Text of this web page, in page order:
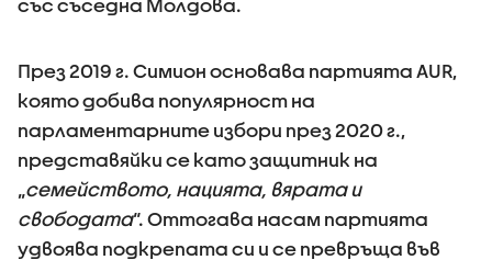
със съседна Молдова.
През 2019 г. Симион основава партията AUR,
която добива популярност на
парламентарните избори през 2020 г.,
представяйки се като защитник на
семейството, нацията, вярата и
свободата“. Оттогава насам партията
удвоява подкрепата си и се превръща във